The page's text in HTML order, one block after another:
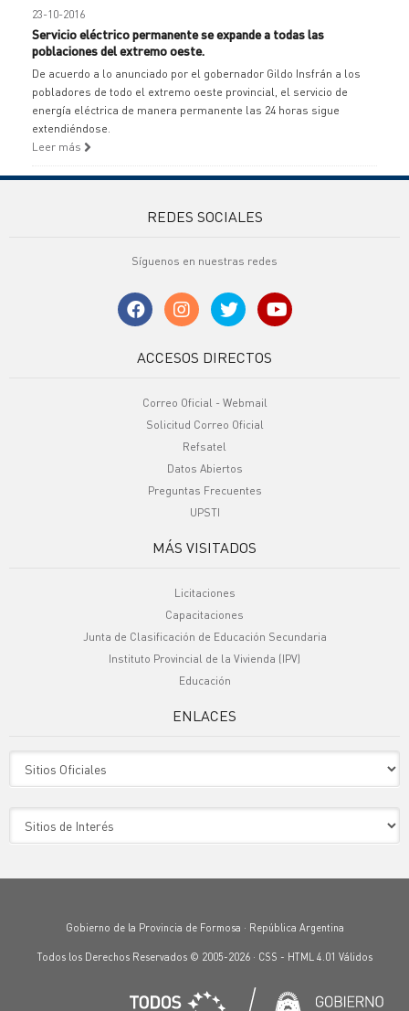
23-10-2016
Servicio eléctrico permanente se expande a todas las
poblaciones del extremo oeste.
De acuerdo a lo anunciado por el gobernador Gildo Insfrán a los
pobladores de todo el extremo oeste provincial, el servicio de
energía eléctrica de manera permanente las 24 horas sigue
extendiéndose.
Leer más
REDES SOCIALES
Síguenos en nuestras redes
ACCESOS DIRECTOS
Correo Oficial - Webmail
Solicitud Correo Oficial
Refsatel
Datos Abiertos
Preguntas Frecuentes
UPSTI
MÁS VISITADOS
Licitaciones
Capacitaciones
Junta de Clasificación de Educación Secundaria
Instituto Provincial de la Vivienda (IPV)
Educación
ENLACES
Gobierno de la Provincia de Formosa · República Argentina
Todos los Derechos Reservados © 2005-2026 · CSS - HTML 4.01 Válidos